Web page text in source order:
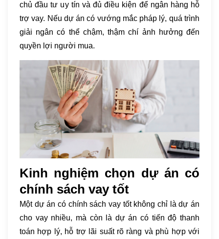
chủ đầu tư uy tín và đủ điều kiện để ngân hàng hỗ
trợ vay. Nếu dự án có vướng mắc pháp lý, quá trình
giải ngân có thể chậm, thậm chí ảnh hưởng đến
quyền lợi người mua.
Kinh nghiệm chọn dự án có
chính sách vay tốt
Một dự án có chính sách vay tốt không chỉ là dự án
cho vay nhiều, mà còn là dự án có tiến độ thanh
toán hợp lý, hỗ trợ lãi suất rõ ràng và phù hợp với